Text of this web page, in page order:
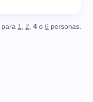
para 1, 2, 4 o 6 personas.